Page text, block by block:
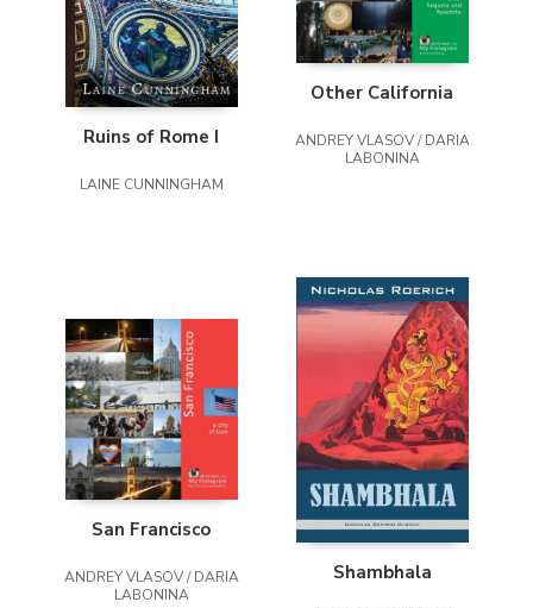
Ruins of Rome I
LAINE CUNNINGHAM
Other California
ANDREY VLASOV / DARIA
LABONINA
San Francisco
ANDREY VLASOV / DARIA
LABONINA
Shambhala